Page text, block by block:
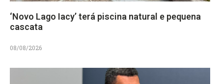
‘Novo Lago Iacy’ terá piscina natural e pequena
cascata
08/08/2026